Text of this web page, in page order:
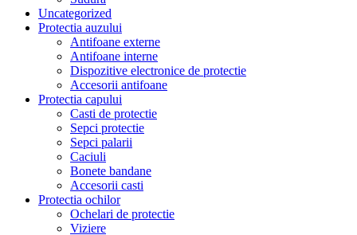
Uncategorized
Protectia auzului
Antifoane externe
Antifoane interne
Dispozitive electronice de protectie
Accesorii antifoane
Protectia capului
Casti de protectie
Sepci protectie
Sepci palarii
Caciuli
Bonete bandane
Accesorii casti
Protectia ochilor
Ochelari de protectie
Viziere